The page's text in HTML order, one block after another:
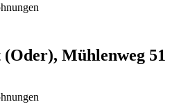
Mühlenweg 51